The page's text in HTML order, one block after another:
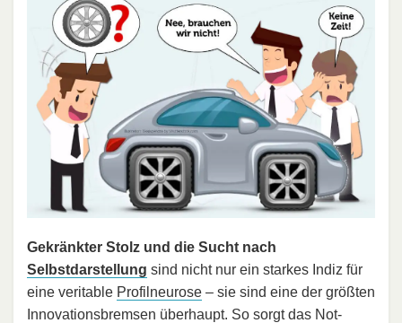
Gekränkter Stolz und die Sucht nach
Selbstdarstellung sind nicht nur ein starkes Indiz für
eine veritable Profilneurose – sie sind eine der größten
Innovationsbremsen überhaupt. So sorgt das Not-